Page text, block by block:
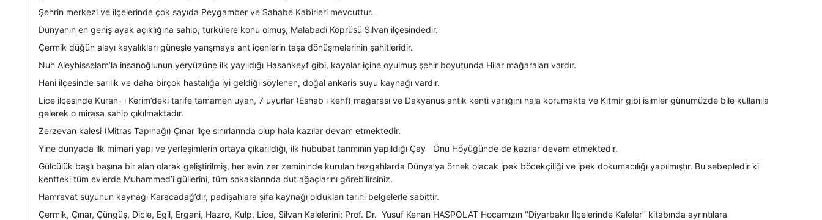
Şehrin merkezi ve ilçelerinde çok sayıda Peygamber ve Sahabe Kabirleri mevcuttur.
Dünyanın en geniş ayak açıklığına sahip, türkülere konu olmuş, Malabadi Köprüsü Silvan ilçesindedir.
Çermik düğün alayı kayalıkları güneşle yarışmaya ant içenlerin taşa dönüşmelerinin şahitleridir.
Nuh Aleyhisselam’la insanoğlunun yeryüzüne ilk yayıldığı Hasankeyf gibi, kayalar içine oyulmuş şehir boyutunda Hilar mağaraları vardır.
Hani ilçesinde sarılık ve daha birçok hastalığa iyi geldiği söylenen, doğal ankaris suyu kaynağı vardır.
Lice ilçesinde Kuran- ı Kerim’deki tarife tamamen uyan, 7 uyurlar (Eshab ı kehf) mağarası ve Dakyanus antik kenti varlığını hala korumakta ve Kıtmir gibi isimler günümüzde bile kullanıla
gelerek o mirasa sahip çıkılmaktadır.
Zerzevan kalesi (Mitras Tapınağı) Çınar ilçe sınırlarında olup hala kazılar devam etmektedir.
Yine dünyada ilk mimari yapı ve yerleşimlerin ortaya çıkarıldığı, ilk hububat tarımının yapıldığı Çay Önü Höyüğünde de kazılar devam etmektedir.
Gülcülük başlı başına bir alan olarak geliştirilmiş, her evin zer zemininde kurulan tezgahlarda Dünya’ya örnek olacak ipek böcekçiliği ve ipek dokumacılığı yapılmıştır. Bu sebepledir ki
kentteki tüm evlerde Muhammed’i güllerini, tüm sokaklarında dut ağaçlarını görebilirsiniz.
Hamravat suyunun kaynağı Karacadağ’dır, padişahlara şifa kaynağı oldukları tarihi belgelerle sabittir.
Çermik, Çınar, Çüngüş, Dicle, Egil, Ergani, Hazro, Kulp, Lice, Silvan Kalelerini; Prof. Dr. Yusuf Kenan HASPOLAT Hocamızın ‘’Diyarbakır İlçelerinde Kaleler’’ kitabında ayrıntılara